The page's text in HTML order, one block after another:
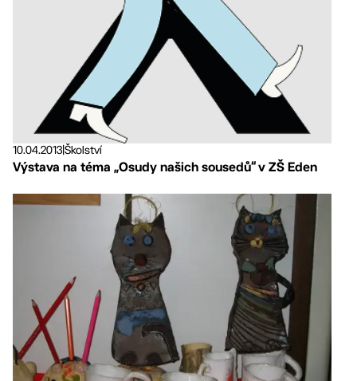
10.04.2013Školství
Výstava na téma „Osudy našich sousedů“ v ZŠ Eden